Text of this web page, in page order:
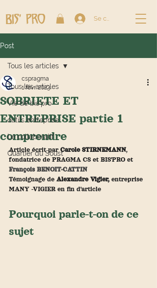
Se connecter
Post
Tous les articles
Vie de bis'pro
outils entreprise
Le collaboratif
Quartier du Soust
Tous les articles
SOBRIETE ET
ENTREPRISE partie 1
comprendre
cspragma
1 févr. 2023
Article écrit par Carole STIRNEMANN,
fondatrice de PRAGMA CS et BIS'PRO et
François BENOIT-CATTIN
Témoignage de Alexandre Vigier, entreprise
MANY -VIGIER en fin d'article
Pourquoi parle-t-on de ce
sujet